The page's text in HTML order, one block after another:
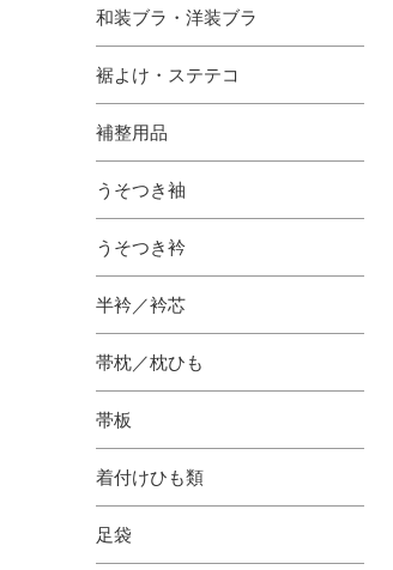
和装ブラ・洋装ブラ
裾よけ・ステテコ
補整用品
うそつき袖
うそつき衿
半衿／衿芯
帯枕／枕ひも
帯板
着付けひも類
足袋